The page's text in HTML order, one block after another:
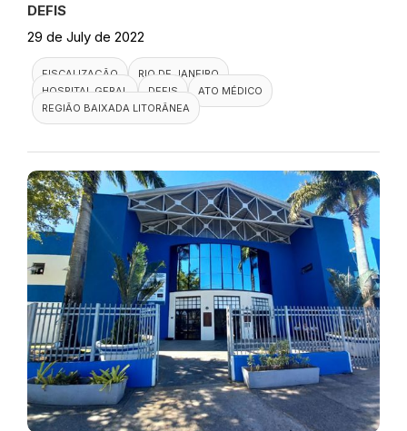
DEFIS
29 de July de 2022
FISCALIZAÇÃO
RIO DE JANEIRO
HOSPITAL GERAL
DEFIS
ATO MÉDICO
REGIÃO BAIXADA LITORÂNEA